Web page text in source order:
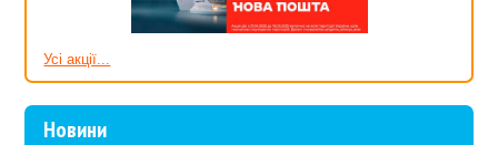
Усі акції...
Новини